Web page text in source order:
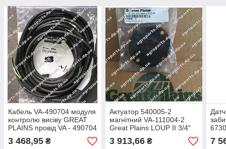
Кабель VA-490704 модуля
контролю висіву GREAT
PLAINS провід VA - 490704
3 468,95 ₴
Актуатор 540005-2
магнітний VA-111004-2
Great Plains LOUP II 3/4"
HEX 2 MAG ACTUATOR
сенсор 540005
3 913,66₴ 7